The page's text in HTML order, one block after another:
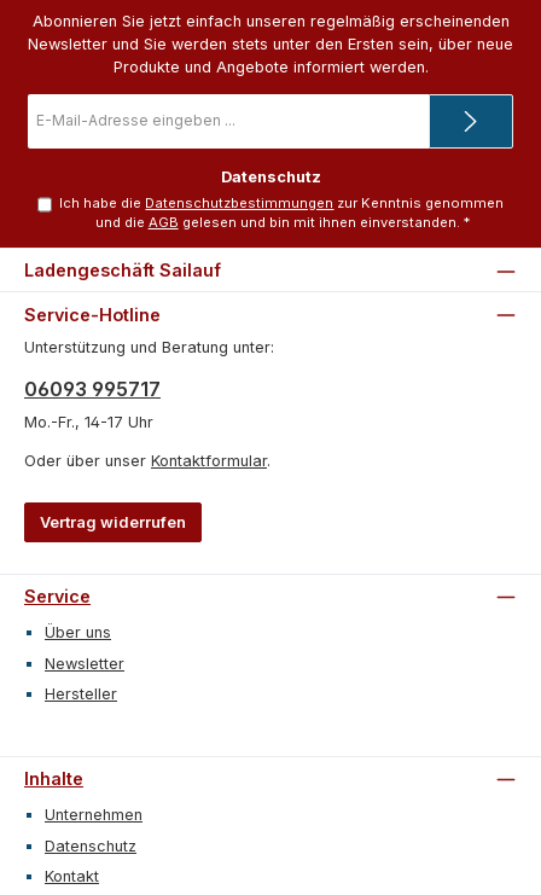
Abonnieren Sie jetzt einfach unseren regelmäßig erscheinenden
Newsletter und Sie werden stets unter den Ersten sein, über neue
Produkte und Angebote informiert werden.
Mail-
Datenschutz
Ich habe die Datenschutzbestimmungen zur Kenntnis genommen
und die AGB gelesen und bin mit ihnen einverstanden. *
Service-Hotline
Unterstützung und Beratung unter:
06093 995717
Mo.-Fr., 14-17 Uhr
Oder über unser Kontaktformular.
Vertrag widerrufen
Ladengeschäft Sailauf
Service
Über uns
Newsletter
Hersteller
Inhalte
Unternehmen
Datenschutz
Kontakt